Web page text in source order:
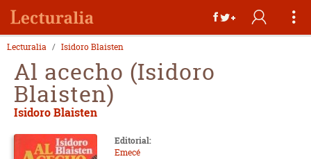
Lecturalia Isidoro Blaisten
Al acecho (Isidoro
Blaisten)
Isidoro Blaisten
Editorial:
Emecé